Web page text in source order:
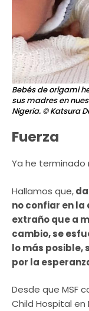
Bebés de origami
sus madres en
Nigeria. © Katsura
Fuerza
Ya he terminado
Hallamos que,
no confiar en la
extraño que a
cambio, se
lo más posible,
por la
Desde que MSF
Child Hospital